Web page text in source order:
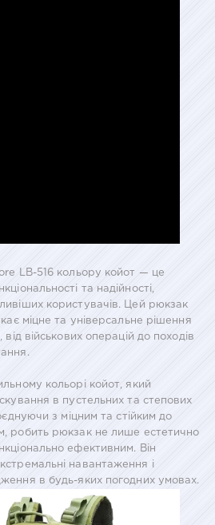
LB-516 кольору койот — це
та надійності,
користувачів. Цей рюкзак
міцне та універсальне рішення
військових операцій до походів
кольорі койот, який
в пустельних та степових
з міцним та стійким до
робить рюкзак не лише естетично
ефективним. Він
навантаження і
в будь-яких погодних умовах.